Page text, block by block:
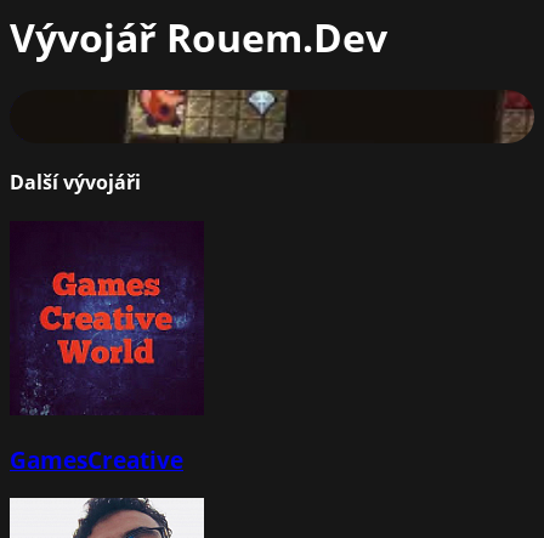
Vývojář Rouem.Dev
Crypt Rush
67
Další vývojáři
GamesCreative